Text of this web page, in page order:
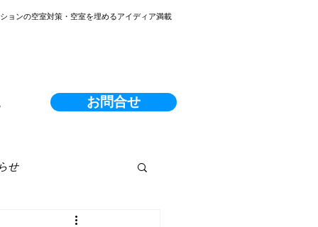
ョンの空室対策・空室を埋めるアイディア満載
お問合せ
せ